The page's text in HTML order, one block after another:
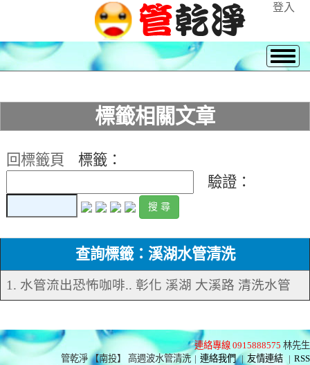
登入
標籤相關文章
回標籤頁
標籤：
驗證：
查詢標籤：溪湖水管清洗
1. 水管流出恐怖咖啡.. 彰化 溪湖 大溪路 清洗水管
連絡專線 0915888575 林先生
管乾淨 【南投】 高週波水管清洗 | 連絡我們 | 友情連結 | RSS